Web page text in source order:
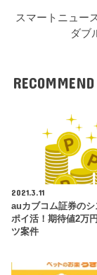
スマートニュー
ダブ
RECOMMEND
2021.3.11
auカブコム証券の
ポイ活！期待値2万
ツ案件